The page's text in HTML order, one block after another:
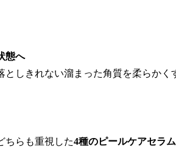
態へ
としきれない溜まった角質を柔らか
ちらも重視した4種のピールケアセラ